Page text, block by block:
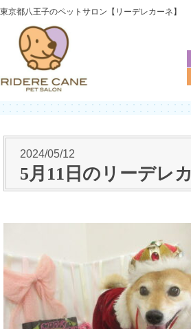
東京都八王子のペットサロン【リーデレカーネ】
2024/05/12
5月11日のリーデレ